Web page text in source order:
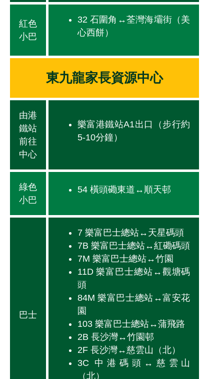
紅色
小巴
32 石圍角↔荃灣海壩街（美
心西餅）
東九龍家長資源中心
由港
鐵站
前往
中心
樂富港鐵站A1出口（步行約
5-10分鐘）
綠色
小巴
54 橫頭磡東道↔順天邨
巴士
7 樂富巴士總站↔天星碼頭
7B 樂富巴士總站↔紅磡碼頭
7M 樂富巴士總站↔竹園
11D 樂富巴士總站↔觀塘碼
頭
84M 樂富巴士總站↔富安花
園
103 樂富巴士總站↔蒲飛路
2B 長沙灣↔竹園邨
2F 長沙灣↔慈雲山（北）
3C 中港碼頭↔慈雲山
（北）